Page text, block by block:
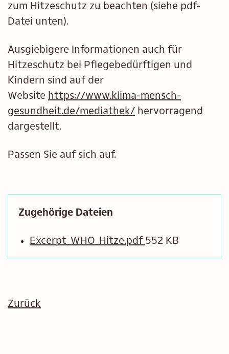
zum Hitzeschutz zu beachten (siehe pdf-
Datei unten).
Ausgiebigere Informationen auch für
Hitzeschutz bei Pflegebedürftigen und
Kindern sind auf der
Website https://www.klima-mensch-
gesundheit.de/mediathek/ hervorragend
dargestellt.
Passen Sie auf sich auf.
Zugehörige Dateien
Excerpt_WHO_Hitze.pdf 552 KB
Zurück